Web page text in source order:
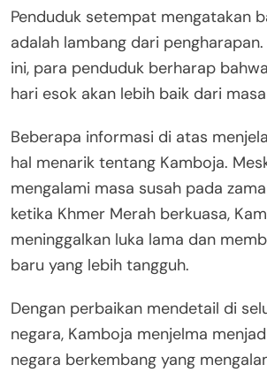
Penduduk setempat mengatakan
adalah lambang dari
ini, para penduduk berharap
hari esok akan lebih baik dari
Beberapa informasi di atas
hal menarik tentang Kamboja.
mengalami masa susah pada
ketika Khmer Merah berkuasa,
meninggalkan luka lama dan
baru yang lebih tangguh.
Dengan perbaikan mendetail di
negara, Kamboja menjelma
negara berkembang yang